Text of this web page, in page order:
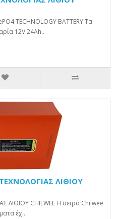
TECHNOLOGY BATTERY Τα
12V 24Ah..
ΛΙΘΙΟΥ
ΛΙΘΙΟΥ CHILWEE Η σειρά Chilwee
έχ..